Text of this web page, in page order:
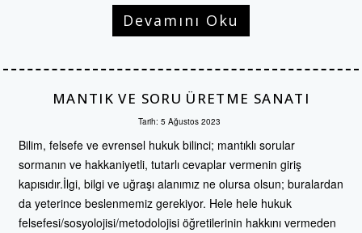
Devamını Oku
MANTIK VE SORU ÜRETME SANATI
Tarih: 5 Ağustos 2023
Bilim, felsefe ve evrensel hukuk bilinci; mantıklı sorular
sormanın ve hakkaniyetli, tutarlı cevaplar vermenin giriş
kapısıdır.İlgi, bilgi ve uğraşı alanımız ne olursa olsun; buralardan
da yeterince beslenmemiz gerekiyor. Hele hele hukuk
felsefesi/sosyolojisi/metodolojisi öğretilerinin hakkını vermeden